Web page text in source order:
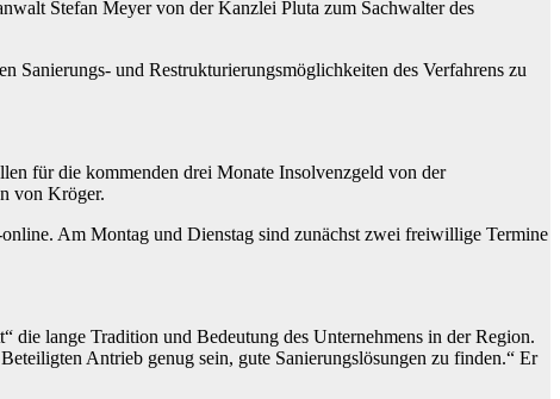
Stefan Meyer von der Kanzlei Pluta zum Sachwalter des
Sanierungs- und Restrukturierungsmöglichkeiten des Verfahrens zu
für die kommenden drei Monate Insolvenzgeld von der
von Kröger.
Am Montag und Dienstag sind zunächst zwei freiwillige Termine
die lange Tradition und Bedeutung des Unternehmens in der Region.
Antrieb genug sein, gute Sanierungslösungen zu finden.“ Er